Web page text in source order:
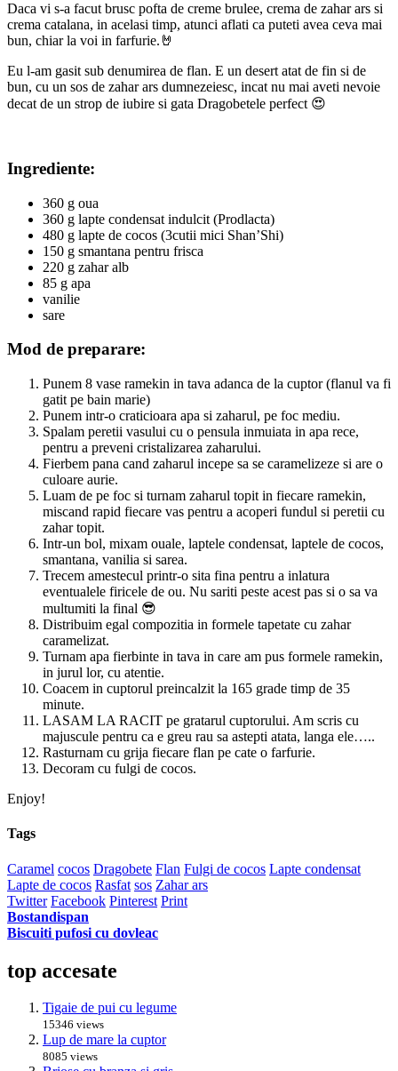
Daca vi s-a facut brusc pofta de creme brulee, crema de zahar ars si
crema catalana, in acelasi timp, atunci aflati ca puteti avea ceva mai
bun, chiar la voi in farfurie.🤘
Eu l-am gasit sub denumirea de flan. E un desert atat de fin si de
bun, cu un sos de zahar ars dumnezeiesc, incat nu mai aveti nevoie
decat de un strop de iubire si gata Dragobetele perfect 😍
Ingrediente:
360 g oua
360 g lapte condensat indulcit (Prodlacta)
480 g lapte de cocos (3cutii mici Shan’Shi)
150 g smantana pentru frisca
220 g zahar alb
85 g apa
vanilie
sare
Mod de preparare:
Punem 8 vase ramekin in tava adanca de la cuptor (flanul va fi
gatit pe bain marie)
Punem intr-o craticioara apa si zaharul, pe foc mediu.
Spalam peretii vasului cu o pensula inmuiata in apa rece,
pentru a preveni cristalizarea zaharului.
Fierbem pana cand zaharul incepe sa se caramelizeze si are o
culoare aurie.
Luam de pe foc si turnam zaharul topit in fiecare ramekin,
miscand rapid fiecare vas pentru a acoperi fundul si peretii cu
zahar topit.
Intr-un bol, mixam ouale, laptele condensat, laptele de cocos,
smantana, vanilia si sarea.
Trecem amestecul printr-o sita fina pentru a inlatura
eventualele firicele de ou. Nu sariti peste acest pas si o sa va
multumiti la final 😎
Distribuim egal compozitia in formele tapetate cu zahar
caramelizat.
Turnam apa fierbinte in tava in care am pus formele ramekin,
in jurul lor, cu atentie.
Coacem in cuptorul preincalzit la 165 grade timp de 35
minute.
LASAM LA RACIT pe gratarul cuptorului. Am scris cu
majuscule pentru ca e greu rau sa astepti atata, langa ele…..
Rasturnam cu grija fiecare flan pe cate o farfurie.
Decoram cu fulgi de cocos.
Enjoy!
Tags
Caramel cocos Dragobete Flan Fulgi de cocos Lapte condensat
Lapte de cocos Rasfat sos Zahar ars
Twitter Facebook Pinterest Print
Bostandispan
Biscuiti pufosi cu dovleac
top accesate
Tigaie de pui cu legume
15346 views
Lup de mare la cuptor
8085 views